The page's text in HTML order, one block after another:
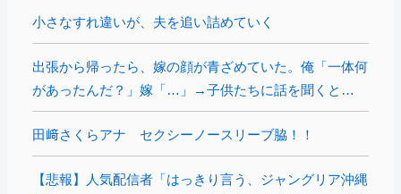
小さなすれ違いが、夫を追い詰めていく
出張から帰ったら、嫁の顔が青ざめていた。俺「一体何
があったんだ？」嫁「…」→子供たちに話を聞くと…
田﨑さくらアナ セクシーノースリーブ脇！！
【悲報】人気配信者「はっきり言う、ジャングリア沖縄